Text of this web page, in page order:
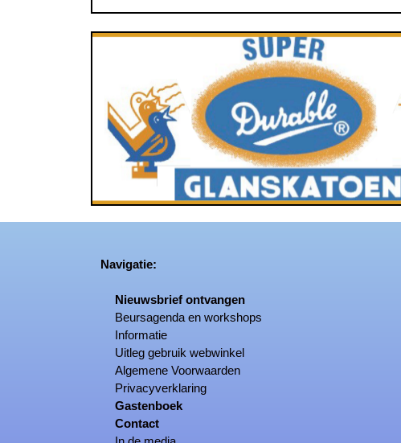
Navigatie:
Nieuwsbrief ontvangen
Beursagenda en workshops
Informatie
Uitleg gebruik webwinkel
Algemene Voorwaarden
Privacyverklaring
Gastenboek
Contact